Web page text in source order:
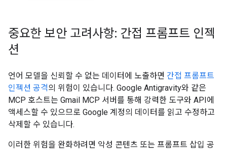
중요한 보안 고려사항: 간접 프롬프트 인젝
션
언어 모델을 신뢰할 수 없는 데이터에 노출하면 간접 프롬프트
인젝션 공격의 위험이 있습니다. Google Antigravity와 같은
MCP 호스트는 Gmail MCP 서버를 통해 강력한 도구와 API에
액세스할 수 있으므로 Google 계정의 데이터를 읽고 수정하고
삭제할 수 있습니다.
이러한 위험을 완화하려면 악성 콘텐츠 또는 프롬프트 삽입 공